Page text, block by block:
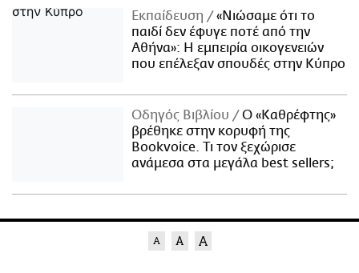
Εκπαίδευση
«Νιώσαμε ότι το
παιδί δεν έφυγε ποτέ από την
Αθήνα»: Η εμπειρία οικογενειών
που επέλεξαν σπουδές στην Κύπρο
Οδηγός Βιβλίου
Ο «Καθρέφτης»
βρέθηκε στην κορυφή της
Bookvoice. Τι τον ξεχώρισε
ανάμεσα στα μεγάλα best sellers;